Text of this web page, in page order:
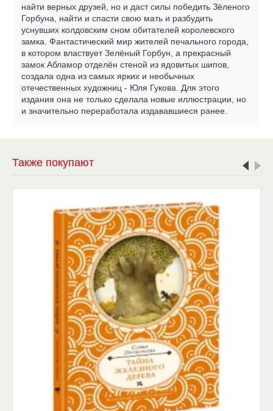
найти верных друзей, но и даст силы победить Зёленого
Горбуна, найти и спасти свою мать и разбудить
уснувших колдовским сном обитателей королевского
замка. Фантастический мир жителей печального города,
в котором властвует Зелёный Горбун, а прекрасный
замок Абламор отделён стеной из ядовитых шипов,
создала одна из самых ярких и необычных
отечественных художниц - Юля Гукова. Для этого
издания она не только сделала новые иллюстрации, но
и значительно переработала издававшиеся ранее.
Также покупают